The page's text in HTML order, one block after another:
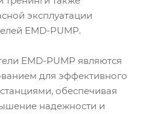
эксплуатации
EMD-PUMP.
EMD-PUMP являются
для эффективного
обеспечивая
надежности и